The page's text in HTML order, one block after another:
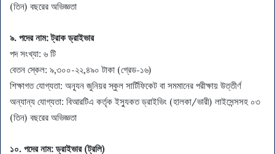
(তিন) বছরের অভিজ্ঞতা
৯. পদের নাম:ট্রাক ড্রাইভার
পদ সংখ্যা: ৬ টি
বেতন স্কেল: ৯,৩০০-২২,৪৯০ টাকা (গ্রেড-১৬)
শিক্ষাগত যোগ্যতা: অন্যূন জুনিয়র স্কুল সার্টিফিকেট বা সমমানের পরীক্ষায় উত্তীর্ণ
অন্যান্য যোগ্যতা: বিআরটিএ কর্তৃক ইস্যুকত ড্রাইভিং (হালকা/ভারী) লাইসেন্সসহ ০৩
(তিন) বছরের অভিজ্ঞতা
১০. পদের নাম:ড্রাইভার (ট্রলি)